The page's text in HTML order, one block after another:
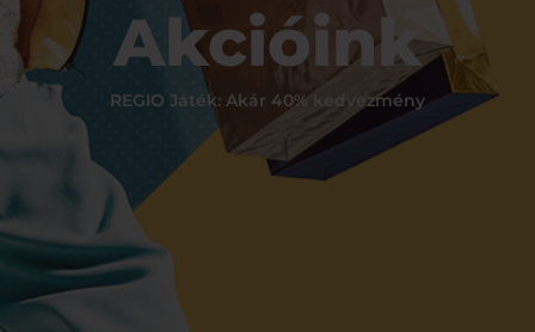
Akcióink
REGIO Játék: Akár 40% kedvezmény